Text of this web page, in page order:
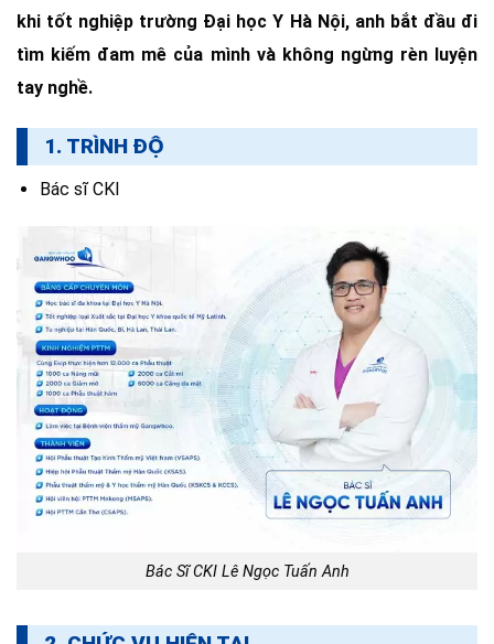
khi tốt nghiệp trường Đại học Y Hà Nội, anh bắt đầu đi
tìm kiếm đam mê của mình và không ngừng rèn luyện
tay nghề.
1. TRÌNH ĐỘ
Bác sĩ CKI
Bác Sĩ CKI Lê Ngọc Tuấn Anh